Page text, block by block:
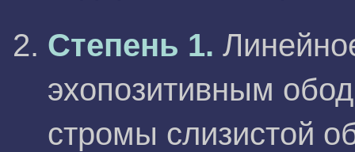
Степень 1.
эхопозитивным
стромы слизистой